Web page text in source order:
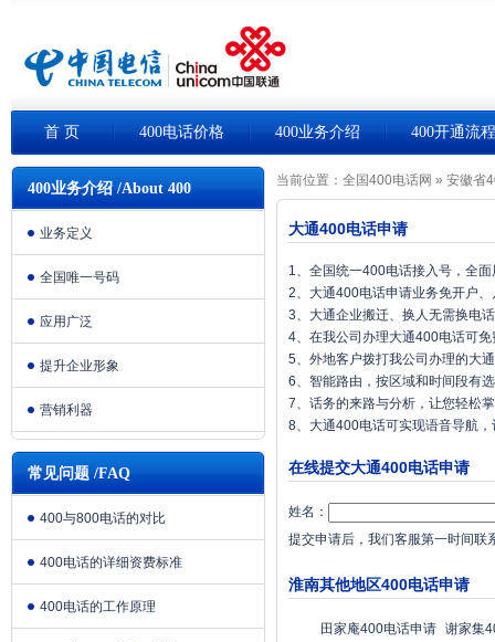
首 页 400电话价格 400业务介绍 400开通流程
400业务介绍 /About 400
业务定义
全国唯一号码
应用广泛
提升企业形象
营销利器
常见问题 /FAQ
400与800电话的对比
400电话的详细资费标准
400电话的工作原理
当前位置： 全国400电话网 » 安徽省
大通400电话申请
1、全国统一400电话接入号，全
2、大通400电话申请业务免开户
3、大通企业搬迁、换人无需换电
4、在我公司办理大通400电话可
5、外地客户拨打我公司办理的大
6、智能路由，按区域和时间段有
7、话务的来路与分析，让您轻松
8、大通400电话可实现语音导航
在线提交大通400电话申请
姓名：
提交申请后，我们客服第一时间联
淮南其他地区400电话申请
田家庵400电话申请 谢家集